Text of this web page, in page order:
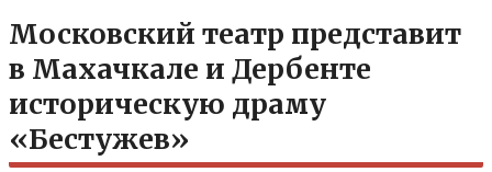
Московский театр представит
в Махачкале и Дербенте
историческую драму
«Бестужев»